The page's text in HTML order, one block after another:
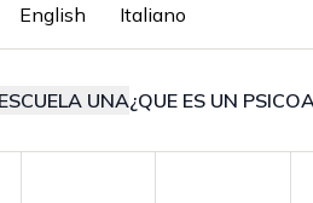
English Italiano
UNA¿QUE ES UN